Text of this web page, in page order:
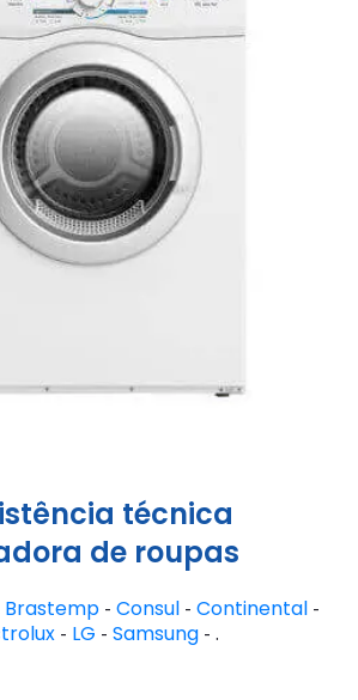
técnica
de roupas
Brastemp - Consul - Continental -
- LG - Samsung- .